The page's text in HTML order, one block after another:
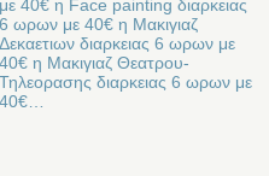
με 40€ η Face painting διαρκειας
6 ωρων με 40€ η Μακιγιαζ
Δεκαετιων διαρκειας 6 ωρων με
40€ η Μακιγιαζ Θεατρου-
Τηλεορασης διαρκειας 6 ωρων με
40€…